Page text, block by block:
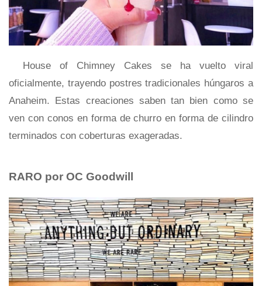
House of Chimney Cakes se ha vuelto viral
oficialmente, trayendo postres tradicionales húngaros a
Anaheim. Estas creaciones saben tan bien como se
ven con conos en forma de churro en forma de cilindro
terminados con coberturas exageradas.
RARO por OC Goodwill